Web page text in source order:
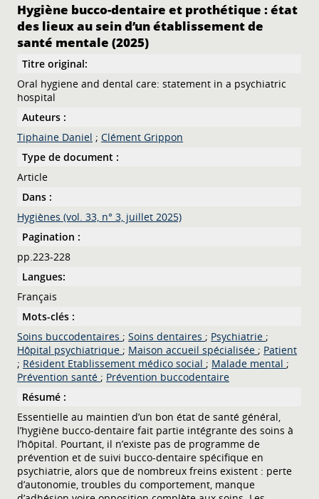
Hygiène bucco-dentaire et prothétique : état
des lieux au sein d’un établissement de
santé mentale (2025)
Titre original:
Oral hygiene and dental care: statement in a psychiatric
hospital
Auteurs :
Tiphaine Daniel ;Clément Grippon
Type de document :
Article
Dans :
Hygiènes (vol. 33, n° 3, juillet 2025)
Pagination :
pp.223-228
Langues:
Français
Mots-clés :
Soins buccodentaires ; Soins dentaires ; Psychiatrie ;
Hôpital psychiatrique ; Maison accueil spécialisée ; Patient
; Résident Etablissement médico social ; Malade mental ;
Prévention santé ; Prévention buccodentaire
Résumé :
Essentielle au maintien d’un bon état de santé général,
l’hygiène bucco-dentaire fait partie intégrante des soins à
l’hôpital. Pourtant, il n’existe pas de programme de
prévention et de suivi bucco-dentaire spécifique en
psychiatrie, alors que de nombreux freins existent : perte
d’autonomie, troubles du comportement, manque